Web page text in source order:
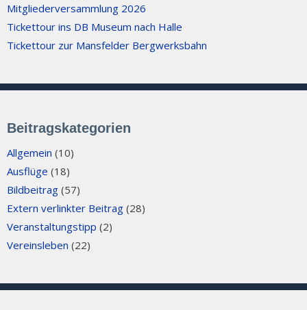
Mitgliederversammlung 2026
Tickettour ins DB Museum nach Halle
Tickettour zur Mansfelder Bergwerksbahn
Beitragskategorien
Allgemein (10)
Ausflüge (18)
Bildbeitrag (57)
Extern verlinkter Beitrag (28)
Veranstaltungstipp (2)
Vereinsleben (22)